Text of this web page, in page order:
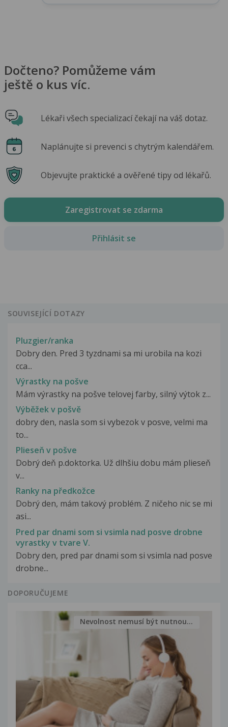
Dočteno? Pomůžeme vám
ještě o kus víc.
Lékaři všech specializací čekají na váš dotaz.
Naplánujte si prevenci s chytrým kalendářem.
Objevujte praktické a ověřené tipy od lékařů.
Zaregistrovat se zdarma
Přihlásit se
SOUVISEJÍCÍ DOTAZY
Pluzgier/ranka
Dobry den. Pred 3 tyzdnami sa mi urobila na kozi
cca...
Výrastky na pošve
Mám výrastky na pošve telovej farby, silný výtok z...
Výběžek v pošvě
dobry den, nasla som si vybezok v posve, velmi ma
to...
Plieseň v pošve
Dobrý deň p.doktorka. Už dlhšiu dobu mám plieseň
v...
Ranky na předkožce
Dobrý den, mám takový problém. Z ničeho nic se mi
asi...
Pred par dnami som si vsimla nad posve drobne
vyrastky v tvare V.
Dobry den, pred par dnami som si vsimla nad posve
drobne...
DOPORUČUJEME
Nevolnost nemusí být nutnou...